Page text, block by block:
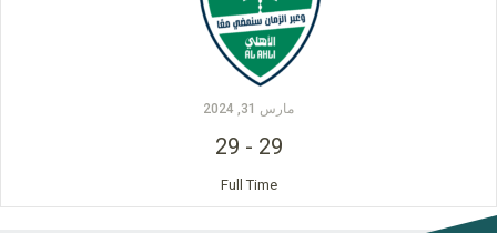
مارس 31, 2024
29
-
29
Full Time